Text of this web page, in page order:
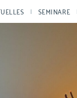
SEMINARE